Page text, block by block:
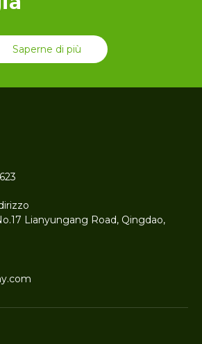
Saperne di più
Lianyungang Road, Qingdao,